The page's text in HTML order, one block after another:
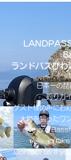
ランドパスび
日本一の
釣りガ
ゲスト様の声にお
大物を狙ったワ
​We are
in
Contact us if